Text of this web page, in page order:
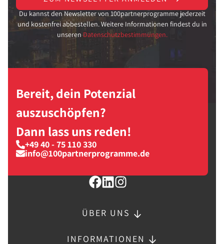
Du kannst den Newsletter von 100partnerprogramme jederzeit
und kostenfrei abbestellen. Weitere Informationen findest du in
unseren Datenschutzbestimmungen.
Bereit, dein Potenzial
auszuschöpfen?
Dann lass uns reden!
+49 40 - 75 110 330
info@100partnerprogramme.de
ÜBER UNS
INFORMATIONEN